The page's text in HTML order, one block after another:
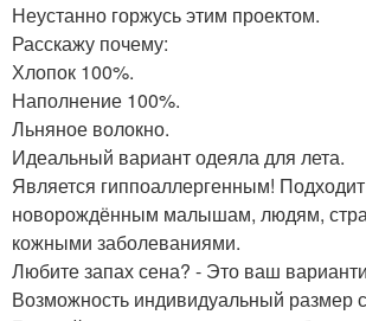
Неустанно горжусь этим проектом.
Расскажу почему:
Хлопок 100%.
Наполнение 100%.
Льняное волокно.
Идеальный вариант одеяла для лета.
Является гиппоаллергенным!
новорождённым малышам, людям,
кожными заболеваниями.
Любите запах сена? - Это ваш
Возможность индивидуальный размер